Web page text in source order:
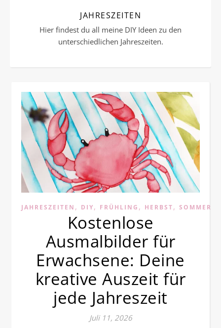
JAHRESZEITEN
Hier findest du all meine DIY Ideen zu den
unterschiedlichen Jahreszeiten.
JAHRESZEITEN , DIY, FRÜHLING , HERBST, SOMMER
Kostenlose
Ausmalbilder für
Erwachsene: Deine
kreative Auszeit für
jede Jahreszeit
Juli 11, 2026